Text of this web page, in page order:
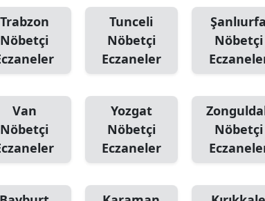
Trabzon
Nöbetçi
Tunceli
Nöbetçi
Eczaneler
Şanlıurfa
Nöbetçi
Van
Nöbetçi
Yozgat
Nöbetçi
Eczaneler
Nöbetçi